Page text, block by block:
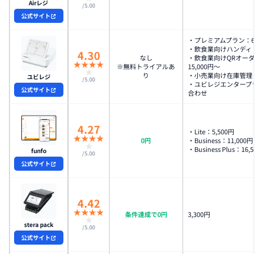
Airレジ
公式サイト
/5.00
ユビレジ
公式サイト
4.30
★★★★
★
/5.00
なし
※無料トライアルあ
り
・プレミアムプラン：
・飲食業向けハンディ：
・飲食業向けQRオーダ
15,000円〜
・小売業向け在庫管理：
・ユビレジエンタープラ
合わせ
funfo
公式サイト
4.27
★★★★
★
/5.00
0円
・Lite：5,500円
・Business：11,000円
・Business Plus：16,500
stera pack
公式サイト
4.42
★★★★
★
/5.00
条件達成で0円 3,300円